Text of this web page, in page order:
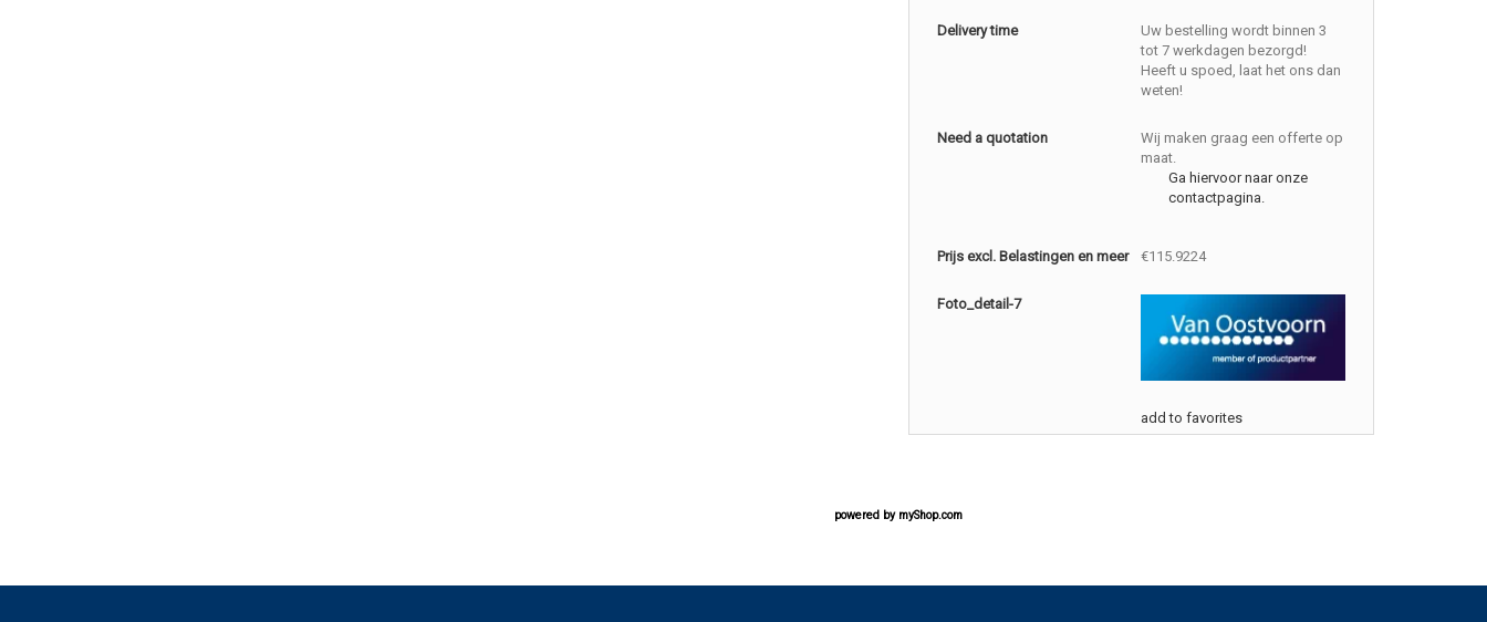
Delivery time
Uw bestelling wordt binnen 3
tot 7 werkdagen bezorgd!
Heeft u spoed, laat het ons dan
weten!
Need a quotation
Wij maken graag een offerte op
maat.
Ga hiervoor naar onze
contactpagina.
Prijs excl. Belastingen en meer €115.9224
Foto_detail-7
add to favorites
powered by myShop.com